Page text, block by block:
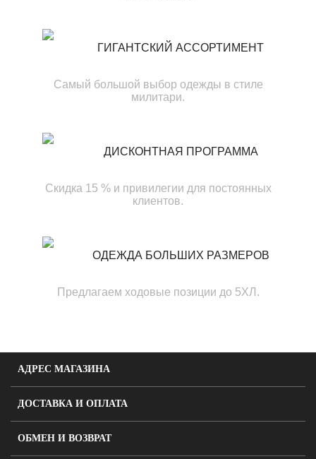
ГИГАНТСКИЙ АССОРТИМЕНТ
Самый большой выбор одежды в стиле
милитари.
ДИСКОНТНАЯ ПРОГРАММА
Скидка 15 % и привилегии для постоянных
клиентов.
ОДЕЖДА БОЛЬШИХ РАЗМЕРОВ
Предлагаем ходовые позиции до 5ХЛ.
АДРЕС МАГАЗИНА
ДОСТАВКА И ОПЛАТА
ОБМЕН И ВОЗВРАТ